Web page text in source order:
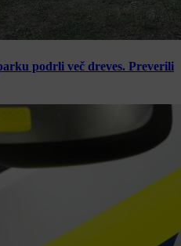
podrli več dreves. Preverili